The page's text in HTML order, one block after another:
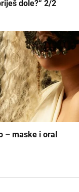
dole?“ 2/2
– maske i oral